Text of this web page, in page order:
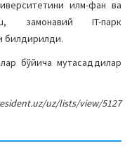
илм-фан ва
замонавий IT-парк
билдирилди.
бўйича мутасаддилар
uz/lists/view/5127